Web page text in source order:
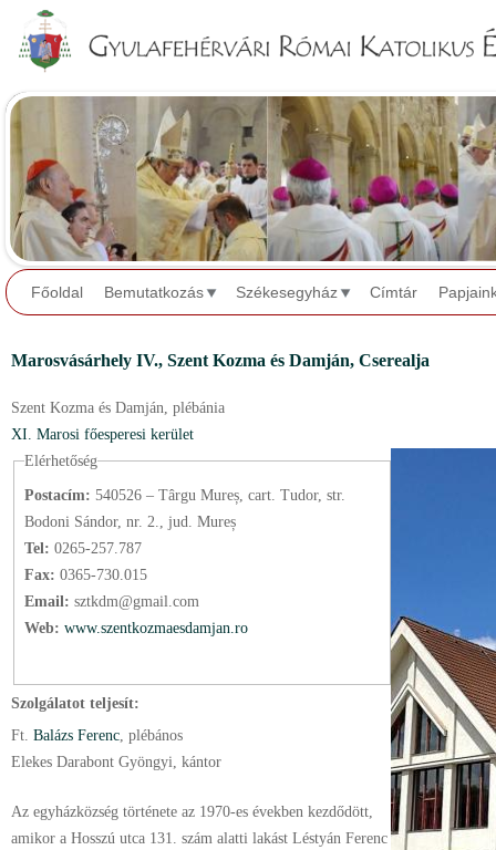
Főoldal Bemutatkozás Székesegyház Címtár
Marosvásárhely IV., Szent Kozma és Damján, Cserealja
Szent Kozma és Damján, plébánia
XI. Marosi főesperesi kerület
Elérhetőség
Postacím: 540526 – Târgu Mureș, cart. Tudor, str.
Bodoni Sándor, nr. 2., jud. Mureș
Tel: 0265-257.787
Fax: 0365-730.015
Email: sztkdm@gmail.com
Web: www.szentkozmaesdamjan.ro
Szolgálatot teljesít:
Ft. Balázs Ferenc , plébános
Elekes Darabont Gyöngyi, kántor
Az egyházközség története az 1970-es években kezdődött,
amikor a Hosszú utca 131. szám alatti lakást Léstyán Ferenc